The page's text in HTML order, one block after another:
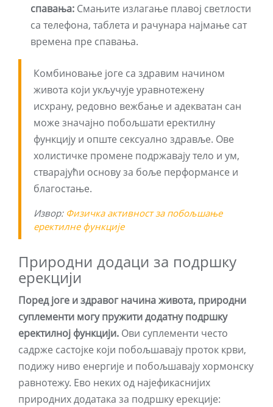
спавања: Смањите излагање плавој светлости
са телефона, таблета и рачунара најмање сат
времена пре спавања.
Комбиновање јоге са здравим начином
живота који укључује уравнотежену
исхрану, редовно вежбање и адекватан сан
може значајно побољшати еректилну
функцију и опште сексуално здравље. Ове
холистичке промене подржавају тело и ум,
стварајући основу за боље перформансе и
благостање.
Извор: Физичка активност за побољшање
еректилне функције
Природни додаци за подршку
ерекцији
Поред јоге и здравог начина живота, природни
суплементи могу пружити додатну подршку
еректилној функцији. Ови суплементи често
садрже састојке који побољшавају проток крви,
подижу ниво енергије и побољшавају хормонску
равнотежу. Ево неких од најефикаснијих
природних додатака за подршку ерекције: